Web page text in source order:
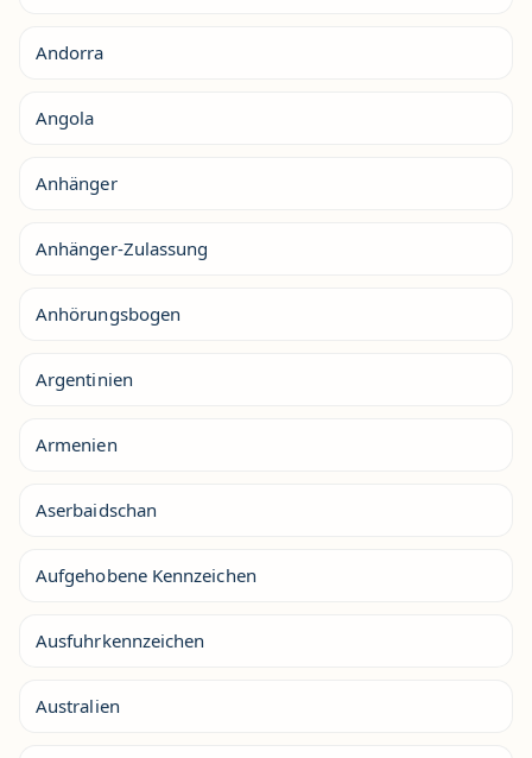
Andorra
Angola
Anhänger
Anhänger-Zulassung
Anhörungsbogen
Argentinien
Armenien
Aserbaidschan
Aufgehobene Kennzeichen
Ausfuhrkennzeichen
Australien